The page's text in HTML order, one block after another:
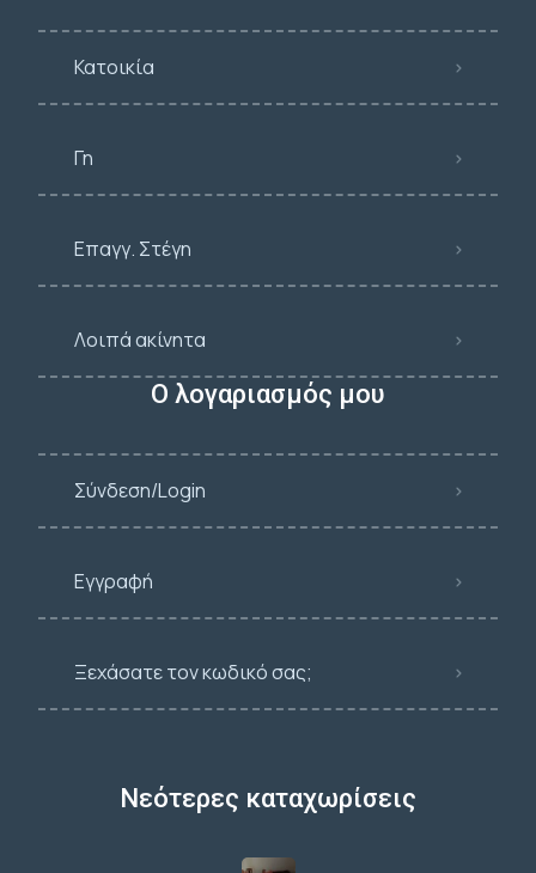
Κατοικία
Γη
Επαγγ. Στέγη
Λοιπά ακίνητα
Ο λογαριασμός μου
Σύνδεση/Login
Εγγραφή
Ξεχάσατε τον κωδικό σας;
Νεότερες καταχωρίσεις